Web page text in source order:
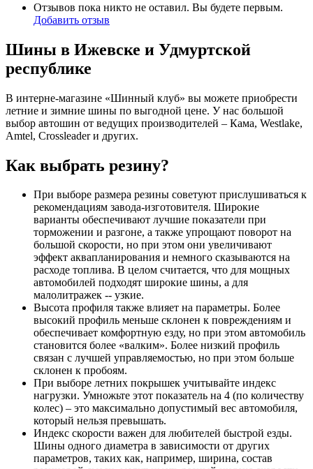
Отзывов пока никто не оставил. Вы будете первым.
Добавить отзыв
Шины в Ижевске и Удмуртской
республике
В интерне-магазине «Шинный клуб» вы можете приобрести
летние и зимние шины по выгодной цене. У нас большой
выбор автошин от ведущих производителей – Кама, Westlake,
Amtel, Crossleader и других.
Как выбрать резину?
При выборе размера резины советуют прислушиваться к
рекомендациям завода-изготовителя. Широкие
варианты обеспечивают лучшие показатели при
торможении и разгоне, а также упрощают поворот на
большой скорости, но при этом они увеличивают
эффект аквапланирования и немного сказываются на
расходе топлива. В целом считается, что для мощных
автомобилей подходят широкие шины, а для
малолитражек -- узкие.
Высота профиля также влияет на параметры. Более
высокий профиль меньше склонен к повреждениям и
обеспечивает комфортную езду, но при этом автомобиль
становится более «валким». Более низкий профиль
связан с лучшей управляемостью, но при этом больше
склонен к пробоям.
При выборе летних покрышек учитывайте индекс
нагрузки. Умножьте этот показатель на 4 (по количеству
колес) – это максимально допустимый вес автомобиля,
который нельзя превышать.
Индекс скорости важен для любителей быстрой езды.
Шины одного диаметра в зависимости от других
параметров, таких как, например, ширина, состав